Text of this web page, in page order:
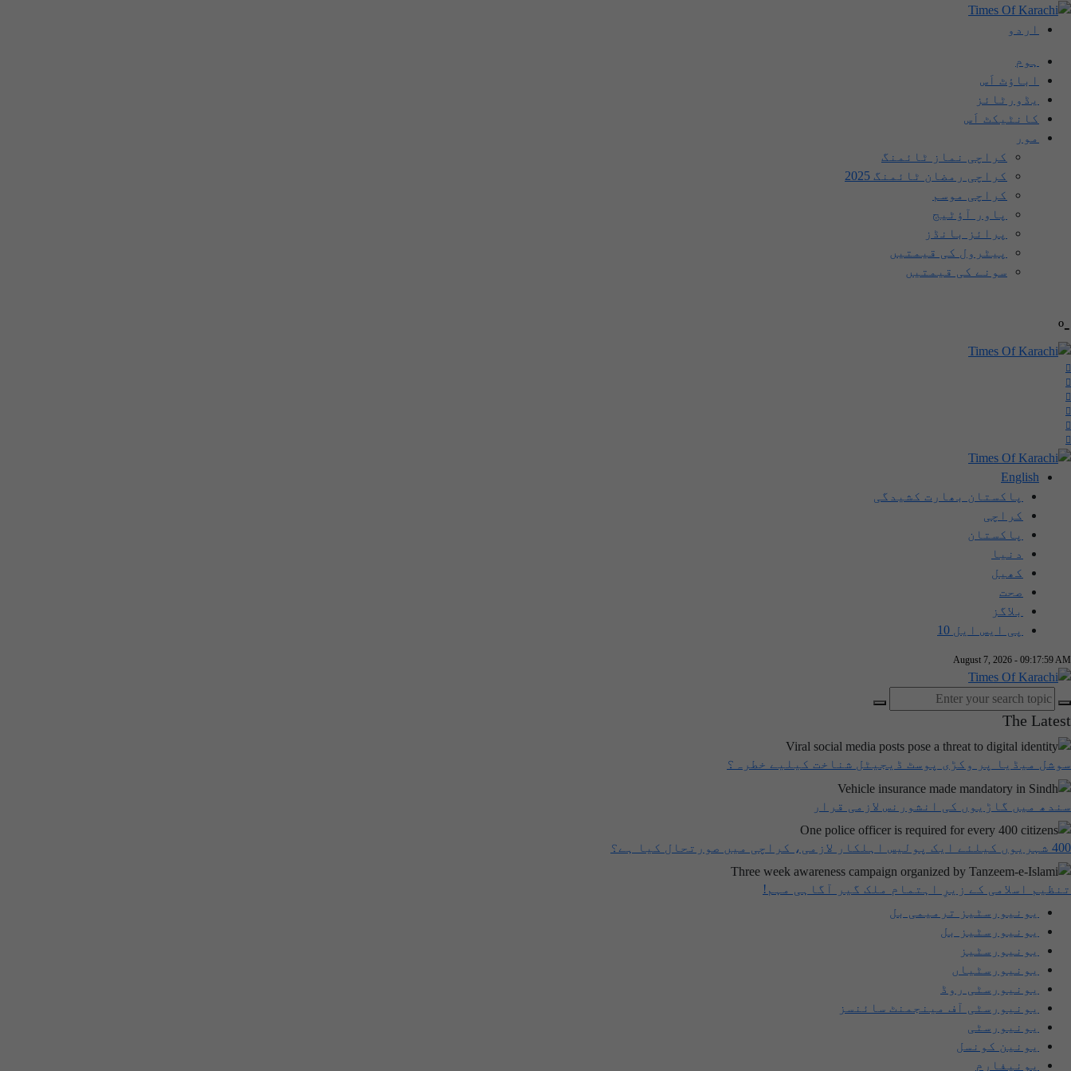
اردو
ہوم
اباؤٹ اَس
یڈورٹائز
کانٹیکٹ اَس
مور
کراچی نماز ٹائمنگ
کراچی رمضان ٹائمنگ 2025
کراچی موسم
پاور آؤٹیج
پرائز بانڈز
پیٹرول کی قیمتیں
سونے کی قیمتیں
-º
English
پاکستان بھارت کشیدگی
کراچی
پاکستان
دنیا
کھیل
صحت
بلاگز
پی ایس ایل 10
August 7, 2026 - 09:18:00 AM
The Latest
سوشل میڈیا پر وکڑی پوسٹ ڈیجیٹل شناخت کیلیے خطرہ؟
سندھ میں گاڑیوں کی انشورنس لازمی قرار
400 شہریوں کیلئے ایک پولیس اہلکار لازمی، کراچی میں صورتحال کیا ہے؟
تنظیم اسلامی کے زیرِ اہتمام ملک گیر آگاہی مہم!
یونیورسٹیز ترمیمی بل
یونیورسٹیز بل
یونیورسٹیز
یونیورسٹیاں
یونیورسٹی روڈ
یونیورسٹی آف مینجمنٹ سائنسز
یونیورسٹی
یونین کونسل
یونیفارم